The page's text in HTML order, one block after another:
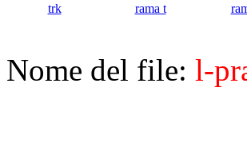
trk rama t
Nome del file: l-